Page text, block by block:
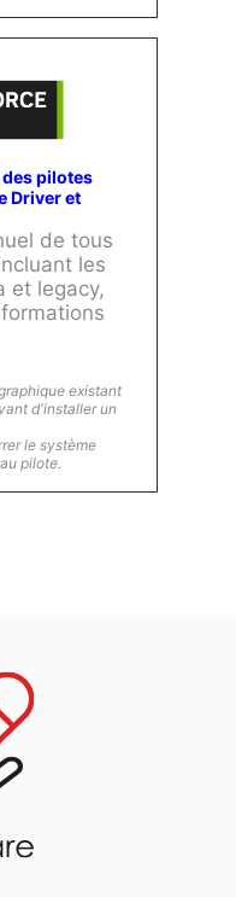
pilotes
Driver et
de tous
les
et legacy,
existant
d'installer un
le système
pilote.